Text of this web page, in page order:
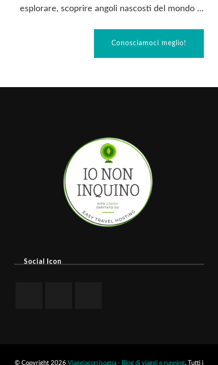
esplorare, scoprire angoli nascosti del mondo …
Conosciamoci meglio!
Social Icon
© Copyright 2026 Viaggiacorrisogna - Blog di viaggi e running. Tutti i